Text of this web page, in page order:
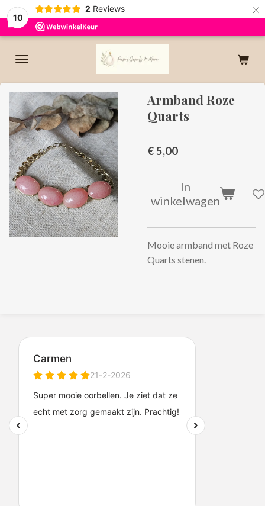
10
2 Reviews ×
Armband Roze
Quarts
€ 5,00
In
winkelwagen
Mooie armband met Roze
Quarts stenen.